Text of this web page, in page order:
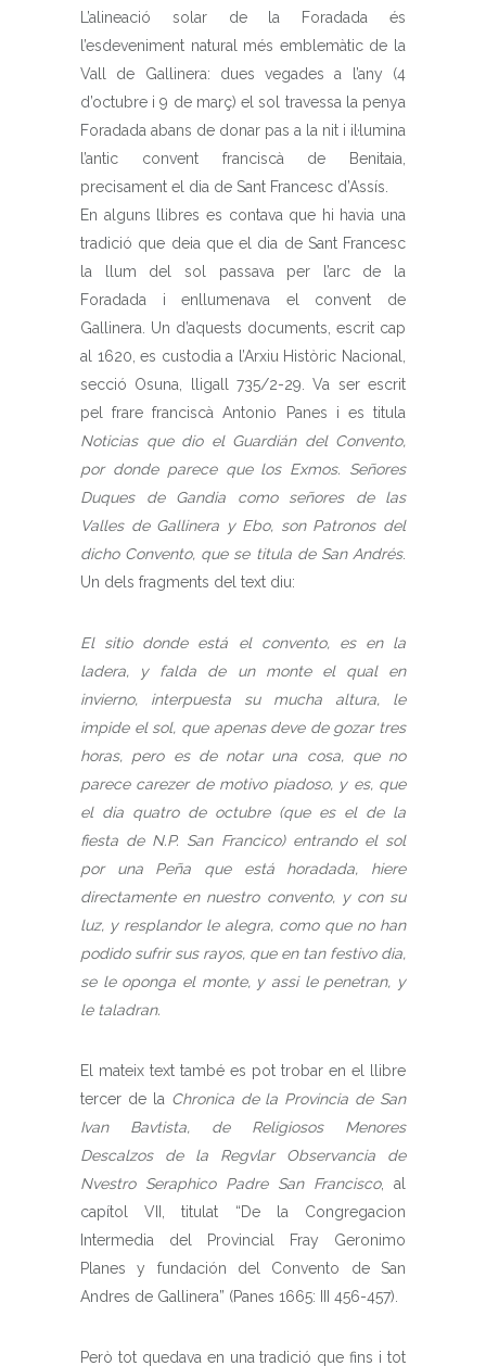
L’alineació solar de la Foradada és
l’esdeveniment natural més emblemàtic de la
Vall de Gallinera: dues vegades a l’any (4
d’octubre i 9 de març) el sol travessa la penya
Foradada abans de donar pas a la nit i il·lumina
l’antic convent franciscà de Benitaia,
precisament el dia de Sant Francesc d’Assís.
En alguns llibres es contava que hi havia una
tradició que deia que el dia de Sant Francesc
la llum del sol passava per l’arc de la
Foradada i enllumenava el convent de
Gallinera. Un d’aquests documents, escrit cap
al 1620, es custodia a l’Arxiu Històric Nacional,
secció Osuna, lligall 735/2-29. Va ser escrit
pel frare franciscà Antonio Panes i es titula
Noticias que dio el Guardián del Convento,
por donde parece que los Exmos. Señores
Duques de Gandia como señores de las
Valles de Gallinera y Ebo, son Patronos del
dicho Convento, que se titula de San Andrés.
Un dels fragments del text diu:
El sitio donde está el convento, es en la
ladera, y falda de un monte el qual en
invierno, interpuesta su mucha altura, le
impide el sol, que apenas deve de gozar tres
horas, pero es de notar una cosa, que no
parece carezer de motivo piadoso, y es, que
el dia quatro de octubre (que es el de la
fiesta de N.P. San Francico) entrando el sol
por una Peña que está horadada, hiere
directamente en nuestro convento, y con su
luz, y resplandor le alegra, como que no han
podido sufrir sus rayos, que en tan festivo dia,
se le oponga el monte, y assi le penetran, y
le taladran.
El mateix text també es pot trobar en el llibre
tercer de la Chronica de la Provincia de San
Ivan Bavtista, de Religiosos Menores
Descalzos de la Regvlar Observancia de
Nvestro Seraphico Padre San Francisco, al
capítol VII, titulat “De la Congregacion
Intermedia del Provincial Fray Geronimo
Planes y fundación del Convento de San
Andres de Gallinera” (Panes 1665: III 456-457).
Però tot quedava en una tradició que fins i tot